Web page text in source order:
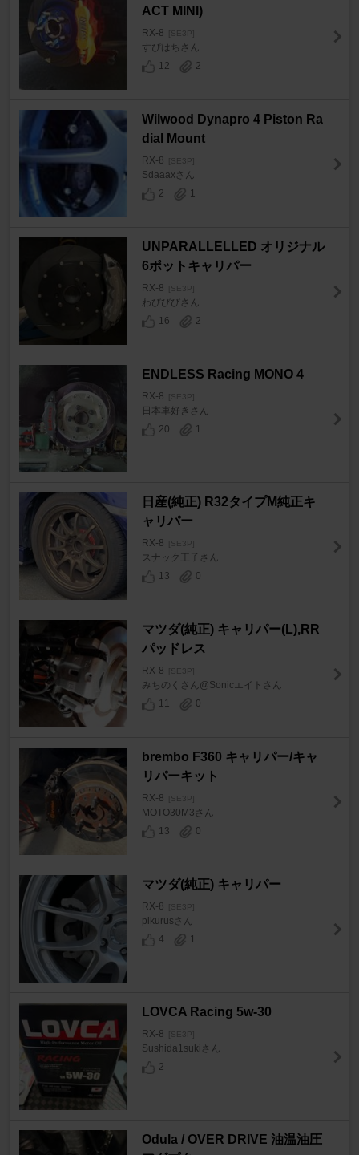
ACT MINI)
RX-8 [SE3P]
すぴはちさん
12
2
Wilwood Dynapro 4 Piston Ra
dial Mount
RX-8 [SE3P]
Sdaaaxさん
2
1
UNPARALLELLED オリジナル
6ポットキャリパー
RX-8 [SE3P]
わびびびさん
16
2
ENDLESS Racing MONO 4
RX-8 [SE3P]
日本車好きさん
20
1
日産(純正) R32タイプM純正キ
ャリパー
RX-8 [SE3P]
スナック王子さん
13
0
マツダ(純正) キャリパー(L),RR
パッドレス
RX-8 [SE3P]
みちのくさん@Sonicエイトさん
11
0
brembo F360 キャリパー/キャ
リパーキット
RX-8 [SE3P]
MOTO30M3さん
13
0
マツダ(純正) キャリパー
RX-8 [SE3P]
pikurusさん
4
1
LOVCA Racing 5w-30
RX-8 [SE3P]
Sushida1sukiさん
2
Odula / OVER DRIVE 油温油圧